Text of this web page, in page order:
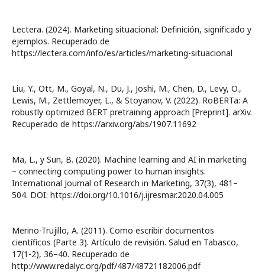
Lectera. (2024). Marketing situacional: Definición, significado y
ejemplos. Recuperado de
https://lectera.com/info/es/articles/marketing-situacional
Liu, Y., Ott, M., Goyal, N., Du, J., Joshi, M., Chen, D., Levy, O.,
Lewis, M., Zettlemoyer, L., & Stoyanov, V. (2022). RoBERTa: A
robustly optimized BERT pretraining approach [Preprint]. arXiv.
Recuperado de https://arxiv.org/abs/1907.11692
Ma, L., y Sun, B. (2020). Machine learning and AI in marketing
– connecting computing power to human insights.
International Journal of Research in Marketing, 37(3), 481–
504. DOI: https://doi.org/10.1016/j.ijresmar.2020.04.005
Merino-Trujillo, A. (2011). Como escribir documentos
científicos (Parte 3). Artículo de revisión. Salud en Tabasco,
17(1-2), 36–40. Recuperado de
http://www.redalyc.org/pdf/487/48721182006.pdf